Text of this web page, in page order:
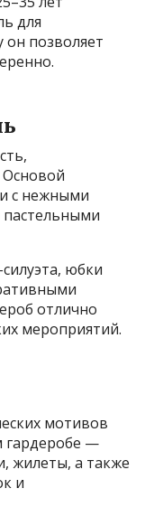
для
он позволяет
Основой
с нежными
юбки
отлично
мероприятий.
мотивов
гардеробе —
жилеты, а также
и